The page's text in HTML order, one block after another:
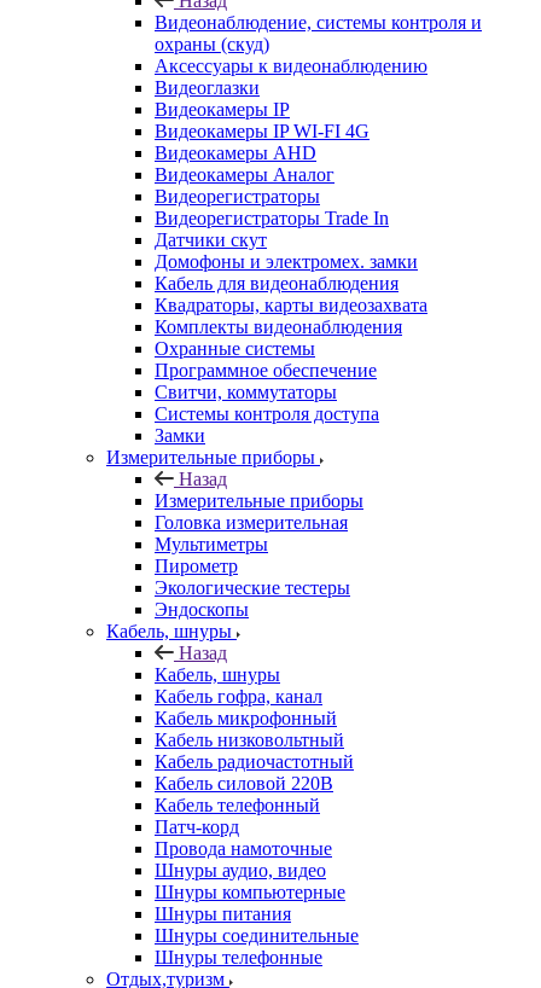
Видеонаблюдение, системы контроля и
охраны (скуд)
Аксессуары к видеонаблюдению
Видеоглазки
Видеокамеры IP
Видеокамеры IP WI-FI 4G
Видеокамеры AHD
Видеокамеры Аналог
Видеорегистраторы
Видеорегистраторы Trade In
Датчики скут
Домофоны и электромех. замки
Кабель для видеонаблюдения
Квадраторы, карты видеозахвата
Комплекты видеонаблюдения
Охранные системы
Программное обеспечение
Свитчи, коммутаторы
Системы контроля доступа
Замки
Измерительные приборы
Назад
Измерительные приборы
Головка измерительная
Мультиметры
Пирометр
Экологические тестеры
Эндоскопы
Кабель, шнуры
Назад
Кабель, шнуры
Кабель гофра, канал
Кабель микрофонный
Кабель низковольтный
Кабель радиочастотный
Кабель силовой 220В
Кабель телефонный
Патч-корд
Провода намоточные
Шнуры аудио, видео
Шнуры компьютерные
Шнуры питания
Шнуры соединительные
Шнуры телефонные
Отдых,туризм